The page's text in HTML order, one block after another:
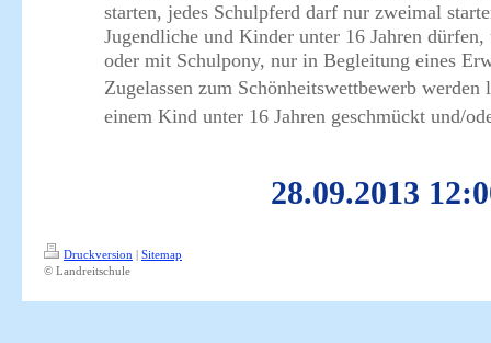
starten, jedes Schulpferd darf nur zweimal
Jugendliche und Kinder unter 16 Jahren
oder mit Schulpony, nur in Begleitung eines
Zugelassen zum Schönheitswettbewerb
einem Kind unter 16 Jahren geschmückt und/
28.09.2013
Druckversion | Sitemap
© Landreitschule